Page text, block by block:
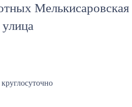
Мелькисаровская
улица